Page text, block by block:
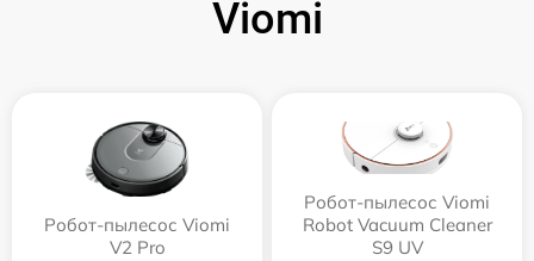
Viomi
Робот-пылесос Viomi
V2 Pro
Робот-пылесос Viomi
Robot Vacuum Cleaner
S9 UV